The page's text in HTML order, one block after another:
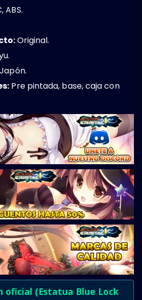
ABS.
Original.
Japón.
Pre pintada, base, caja con
oficial (Estatua Blue Lock